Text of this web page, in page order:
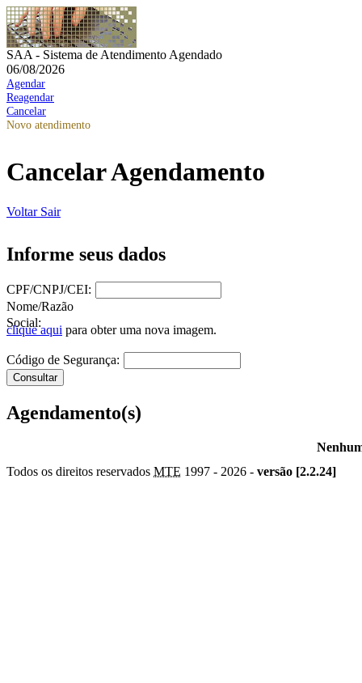
SAA - Sistema de Atendimento Agendado
06/08/2026
Agendar
Reagendar
Cancelar
Novo atendimento
Cancelar Agendamento
Voltar Sair
Informe seus dados
CPF/CNPJ/CEI:
Nome/Razão
Social:
clique aqui para obter uma nova imagem.
Código de Segurança:
Agendamento(s)
Todos os direitos reservados MTE 1997 - 2026 - versão [2.2.24]